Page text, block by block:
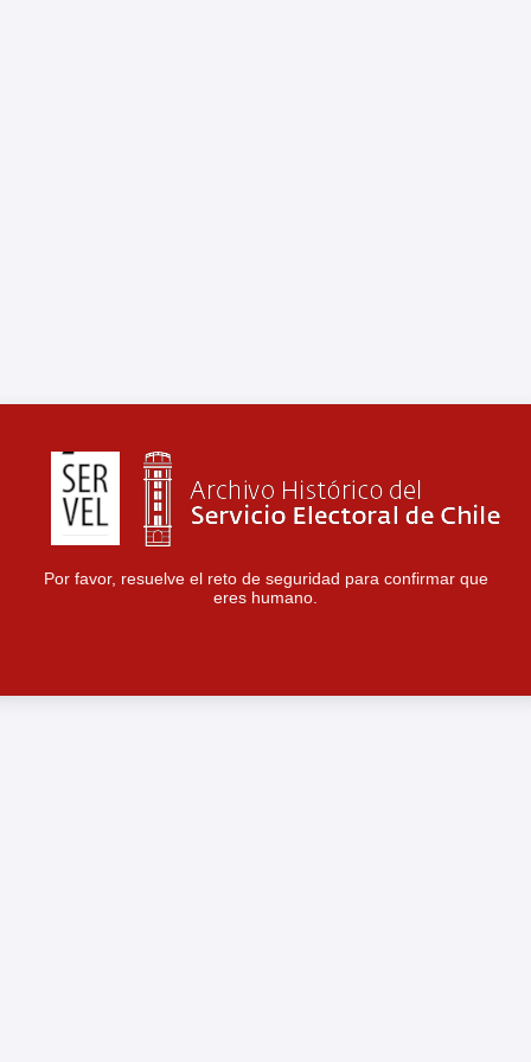
Por favor, resuelve el reto de seguridad para confirmar que
eres humano.